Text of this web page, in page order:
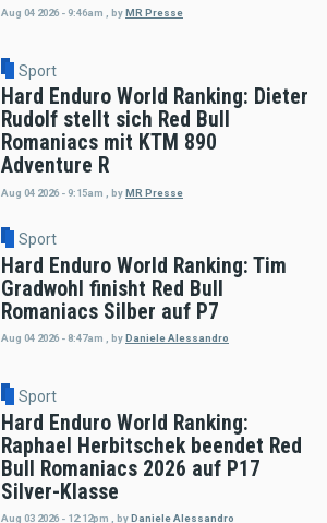
Aug 04 2026 - 9:46am byMR Presse
Sport
Hard Enduro World Ranking: Dieter
Rudolf stellt sich Red Bull
Romaniacs mit KTM 890
Adventure R
Aug 04 2026 - 9:15am byMR Presse
Sport
Hard Enduro World Ranking: Tim
Gradwohl finisht Red Bull
Romaniacs Silber auf P7
Aug 04 2026 - 8:47am , byDaniele Alessandro
Sport
Hard Enduro World Ranking:
Raphael Herbitschek beendet Red
Bull Romaniacs 2026 auf P17
Silver-Klasse
Aug 03 2026 - 12:12pm byDaniele Alessandro